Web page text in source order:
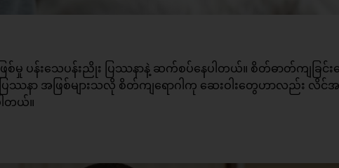
ပန်းသေပန်းညိုး ပြဿနာနဲ့ ဆက်စပ်နေပါတယ်။ စိတ်ဓာတ်ကျခြင်း
ဿနာ အဖြစ်များသလို စိတ်ကျရောဂါကု ဆေးဝါးတွေဟာလည်း လိင်အင်္
တယ်။